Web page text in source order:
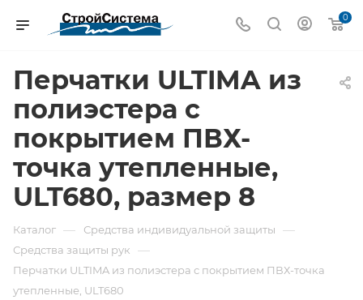
0
Перчатки ULTIMA из
полиэстера с
покрытием ПВХ-
точка утепленные,
ULT680, размер 8
Каталог — Средства индивидуальной защиты —
Средства защиты рук —
Перчатки ULTIMA из полиэстера с покрытием ПВХ-точка
утепленные, ULT680